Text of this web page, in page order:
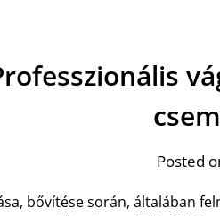
Posted
bővítése során, általában